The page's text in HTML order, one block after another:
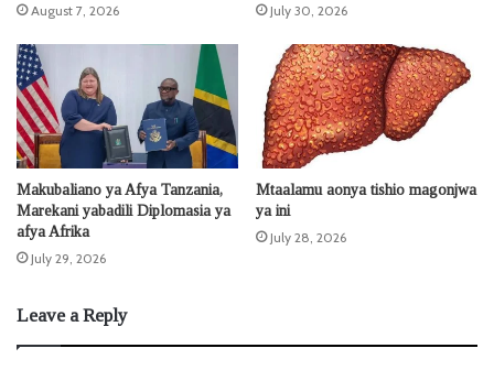
August 7, 2026
July 30, 2026
Makubaliano ya Afya Tanzania,
Marekani yabadili Diplomasia ya
afya Afrika
July 29, 2026
Mtaalamu aonya tishio magonjwa
ya ini
July 28, 2026
Leave a Reply